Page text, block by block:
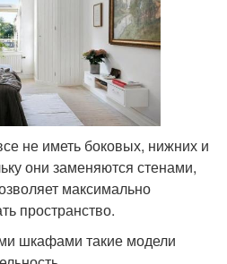
не иметь боковых, нижних и
они заменяются стенами,
максимально
пространство.
шкафами такие модели